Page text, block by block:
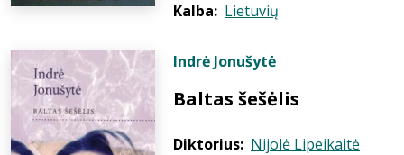
Kalba: Lietuvių
Indrė Jonušytė
Baltas šešėlis
Diktorius: Nijolė Lipeikaitė